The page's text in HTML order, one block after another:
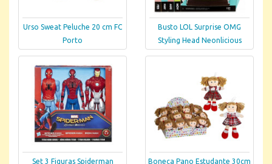
Urso Sweat Peluche 20 cm FC
Porto
Busto LOL Surprise OMG
Styling Head Neonlicious
Set 3 Figuras Spiderman
Boneca Pano Estudante 30cm